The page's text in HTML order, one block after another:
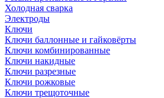
Холодная сварка
Электроды
Ключи
Ключи баллонные и гайковёрты
Ключи комбинированные
Ключи накидные
Ключи разрезные
Ключи рожковые
Ключи трещоточные